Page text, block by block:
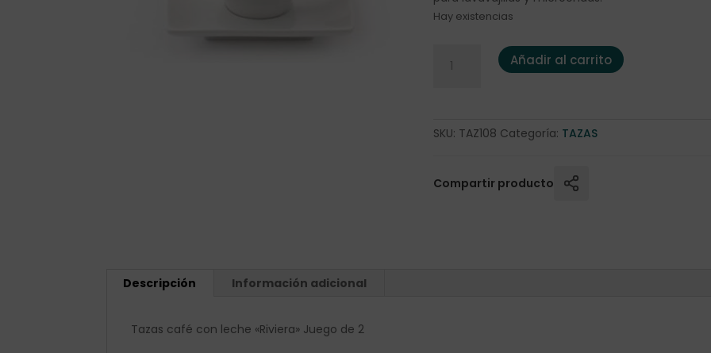
Hay existencias
Tazas café con leche "Riviera" Juego de 2 cantidad
Añadir al carrito
SKU: TAZ108 Categoría: TAZAS
Compartir producto
Descripción Información adicional
Tazas café con leche «Riviera» Juego de 2